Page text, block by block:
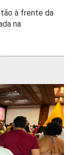
à frente da
na